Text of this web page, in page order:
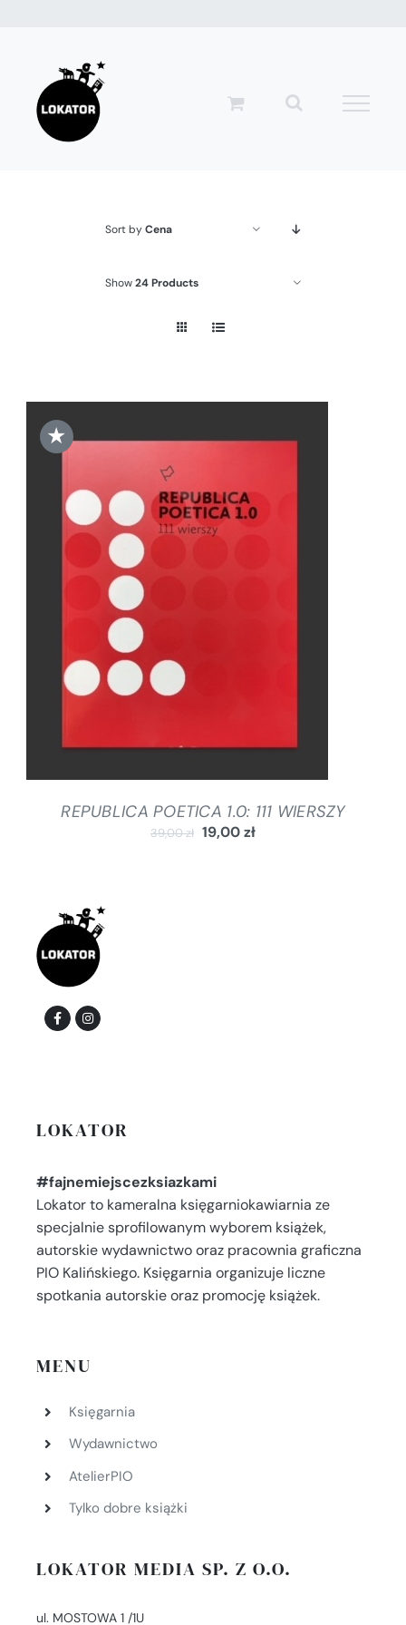
zawartości
Sort byCena
Show24 Products
★
DODAJ DO KOSZYKA
REPUBLICA POETICA 1.0: 111 WIERSZY
39,00zł 19,00zł
LOKATOR
#fajnemiejscezksiazkami
Lokator to kameralna księgarniokawiarnia ze
specjalnie sprofilowanym wyborem książek,
autorskie wydawnictwo oraz pracownia graficzna
PIO Kalińskiego. Księgarnia organizuje liczne
spotkania autorskie oraz promocję książek.
MENU
Księgarnia
Wydawnictwo
AtelierPIO
Tylko dobre książki
LOKATOR MEDIA SP. Z O.O.
ul. MOSTOWA 1 /1U